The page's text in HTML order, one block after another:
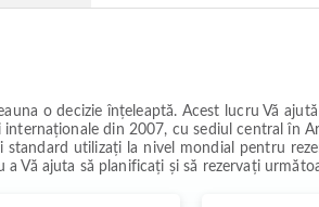
o decizie înțeleaptă. Acest lucru Vă
din 2007, cu sediul central în
utilizați la nivel mondial pentru
Vă ajuta să planificați și să rezervați